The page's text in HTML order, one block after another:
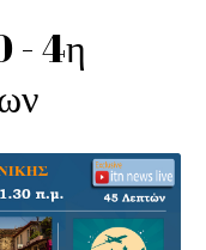
- 4η